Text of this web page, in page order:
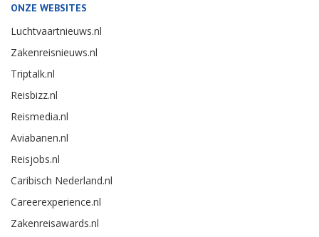
ONZE WEBSITES
Luchtvaartnieuws.nl
Zakenreisnieuws.nl
Triptalk.nl
Reisbizz.nl
Reismedia.nl
Aviabanen.nl
Reisjobs.nl
Caribisch Nederland.nl
Careerexperience.nl
Zakenreisawards.nl